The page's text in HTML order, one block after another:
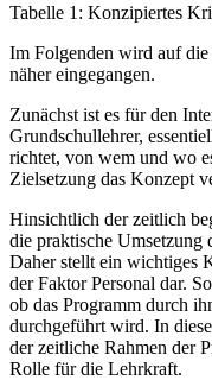
Tabelle 1: Konzipiertes
Im Folgenden wird auf
näher eingegangen.
Zunächst ist es für den
Grundschullehrer,
richtet, von wem und wo
Zielsetzung das Konzept
Hinsichtlich der zeitlich
die praktische Umsetzung
Daher stellt ein wichtiges
der Faktor Personal dar.
ob das Programm durch
durch­geführt wird. In
der zeitliche Rahmen der
Rolle für die Lehrkraft.